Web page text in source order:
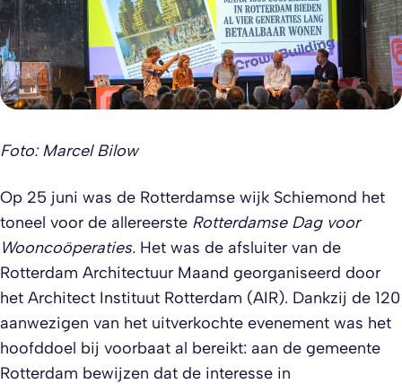
Foto: Marcel Bilow
Op 25 juni was de Rotterdamse wijk Schiemond het
toneel voor de allereerste Rotterdamse Dag voor
Wooncoöperaties. Het was de afsluiter van de
Rotterdam Architectuur Maand georganiseerd door
het Architect Instituut Rotterdam (AIR). Dankzij de 120
aanwezigen van het uitverkochte evenement was het
hoofddoel bij voorbaat al bereikt: aan de gemeente
Rotterdam bewijzen dat de interesse in